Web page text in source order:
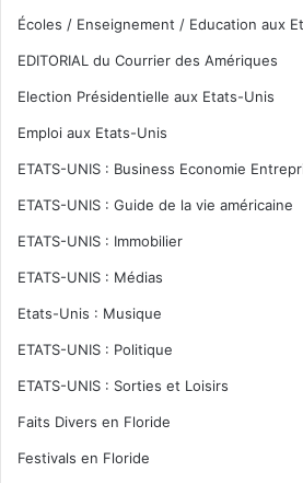
Écoles / Enseignement / Education aux
EDITORIAL du Courrier des Amériques
Election Présidentielle aux Etats-Unis
Emploi aux Etats-Unis
ETATS-UNIS : Business Economie
ETATS-UNIS : Guide de la vie américaine
ETATS-UNIS : Immobilier
ETATS-UNIS : Médias
Etats-Unis : Musique
ETATS-UNIS : Politique
ETATS-UNIS : Sorties et Loisirs
Faits Divers en Floride
Festivals en Floride